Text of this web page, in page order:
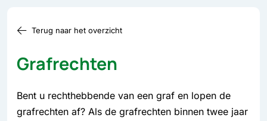
Terug naar het overzicht
Grafrechten
Bent u rechthebbende van een graf en lopen de
grafrechten af? Als de grafrechten binnen twee jaar